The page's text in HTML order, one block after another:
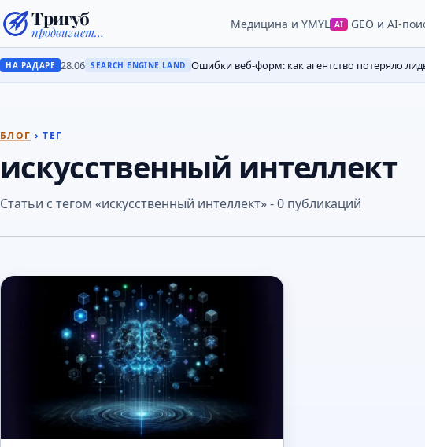
Тригуб
продвигает…
Медицина и YMYL AI GEO и AI-
НА РАДАРЕ 28.06 SEARCH ENGINE LAND Ошибки веб-форм: как агентство потеряло
БЛОГ › ТЕГ
искусственный интеллект
Статьи с тегом «искусственный интеллект» - 0 публикаций